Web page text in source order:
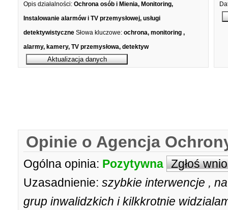
Opis działalności: Ochrona osób i Mienia, Monitoring,
Instalowanie alarmów i TV przemysłowej, usługi
detektywistyczne Słowa kluczowe: ochrona, monitoring ,
alarmy, kamery, TV przemysłowa, detektyw
Opinie o Agencja
Ogólna opinia: Pozytywna Zgłoś
Uzasadnienie: szybkie interwencje ,
grup inwalidzkich i kilkkrotnie